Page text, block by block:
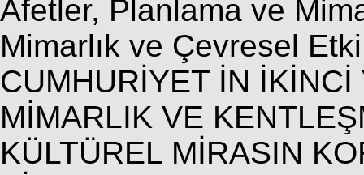
Afetler, Planlama ve
Mimarlık ve Çevresel
CUMHURİYET İN
MİMARLIK VE
KÜLTÜREL MİRASIN